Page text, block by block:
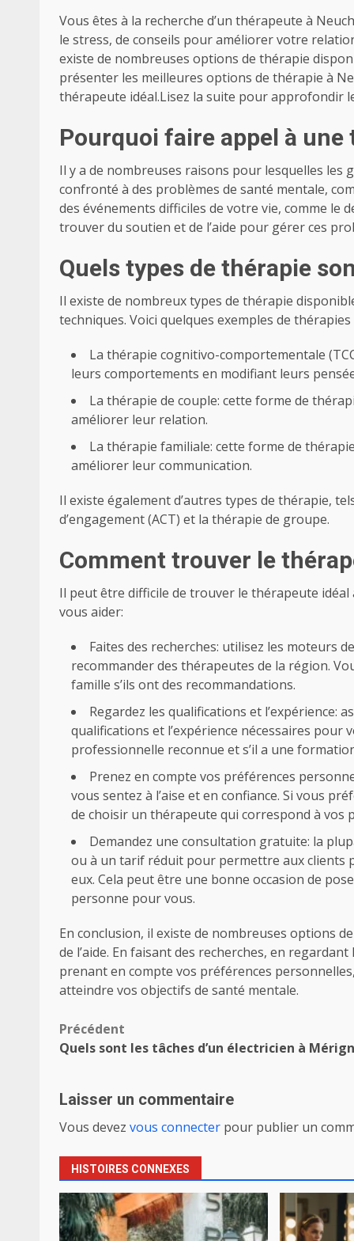
Vous êtes à la recherche d’un thérapeute à
le stress, de conseils pour améliorer votre
existe de nombreuses options de thérapie
présenter les meilleures options de thérapie à
thérapeute idéal.Lisez la suite pour approfondir
Pourquoi faire appel à
Il y a de nombreuses raisons pour lesquelles
confronté à des problèmes de santé mentale,
des événements difficiles de votre vie, comme le
trouver du soutien et de l’aide pour gérer ces
Quels types de thérapie
Il existe de nombreux types de thérapie
techniques. Voici quelques exemples de
La thérapie cognitivo-comportementale
leurs comportements en modifiant leurs
La thérapie de couple: cette forme de
améliorer leur relation.
La thérapie familiale: cette forme de
améliorer leur communication.
Il existe également d’autres types de thérapie,
d’engagement (ACT) et la thérapie de groupe.
Comment trouver le
Il peut être difficile de trouver le thérapeute
vous aider:
Faites des recherches: utilisez les moteurs
recommander des thérapeutes de la région.
famille s’ils ont des recommandations.
Regardez les qualifications et l’expérience:
qualifications et l’expérience nécessaires pour
professionnelle reconnue et s’il a une
Prenez en compte vos préférences
vous sentez à l’aise et en confiance. Si vous
de choisir un thérapeute qui correspond à vos
Demandez une consultation gratuite: la
ou à un tarif réduit pour permettre aux clients
eux. Cela peut être une bonne occasion de
personne pour vous.
En conclusion, il existe de nombreuses options
de l’aide. En faisant des recherches, en
prenant en compte vos préférences
atteindre vos objectifs de santé mentale.
Navigation
Précédent
Quels sont les tâches d’un électricien à
Laisser un commentaire
Vous devez vous connecter pour publier un
HISTOIRES CONNEXES